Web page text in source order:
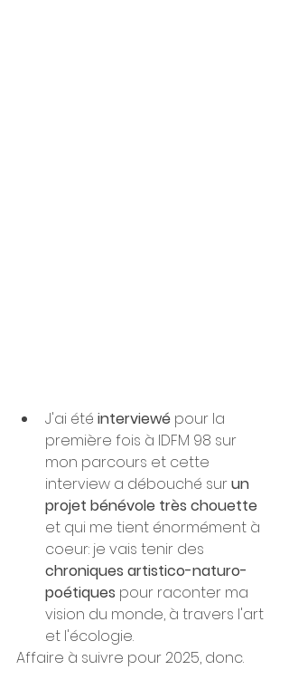
J'ai été interviewé pour la
première fois à IDFM 98 sur
mon parcours et cette
interview a débouché sur un
projet bénévole très chouette
et qui me tient énormément à
coeur: je vais tenir des
chroniques artistico-naturo-
poétiques pour raconter ma
vision du monde, à travers l'art
et l'écologie.
Affaire à suivre pour 2025, donc.